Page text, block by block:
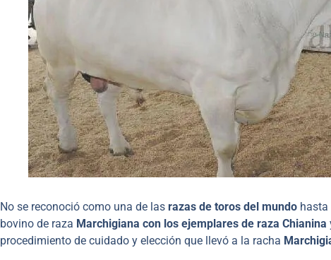
No se reconoció como una de las razas de toros del mundo hasta
bovino de raza Marchigiana con los ejemplares de raza Chianina
procedimiento de cuidado y elección que llevó a la racha